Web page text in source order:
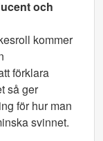
och
kommer
förklara
så ger
för hur man
svinnet.